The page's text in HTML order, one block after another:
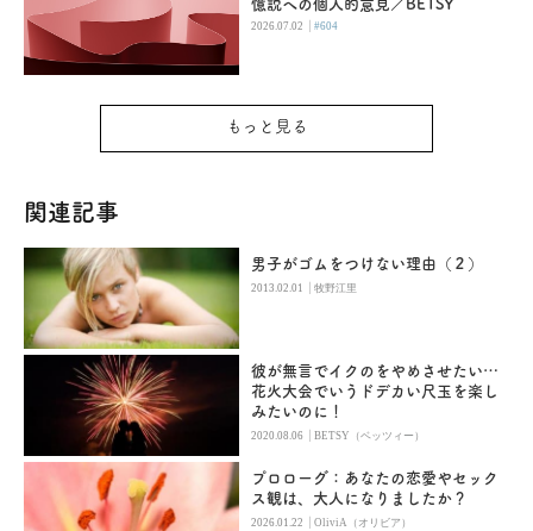
憶説への個人的意見／BETSY
2026.07.02 |#604
もっと見る
関連記事
男子がゴムをつけない理由（２）
2013.02.01 |牧野江里
彼が無言でイクのをやめさせたい…
花火大会でいうドデカい尺玉を楽し
みたいのに！
2020.08.06 |BETSY（ベッツィー）
プロローグ：あなたの恋愛やセック
ス観は、大人になりましたか？
2026.01.22 |OliviA（オリビア）